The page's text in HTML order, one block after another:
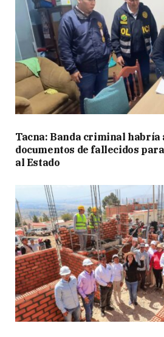
Tacna: Banda criminal habría
documentos de fallecidos
al Estado